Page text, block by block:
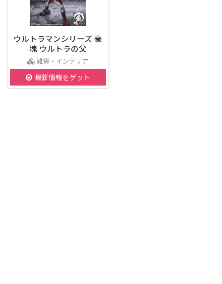
ウルトラマンシリーズ 豪
塊 ウルトラの父
雑貨・インテリア
最新情報をゲット